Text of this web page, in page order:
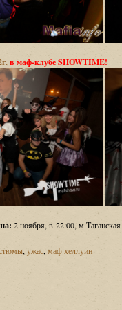
в маф-клубе SHOWTIME!
2 ноября, в 22:00, м.Таганская
, ужас, маф хеллуин